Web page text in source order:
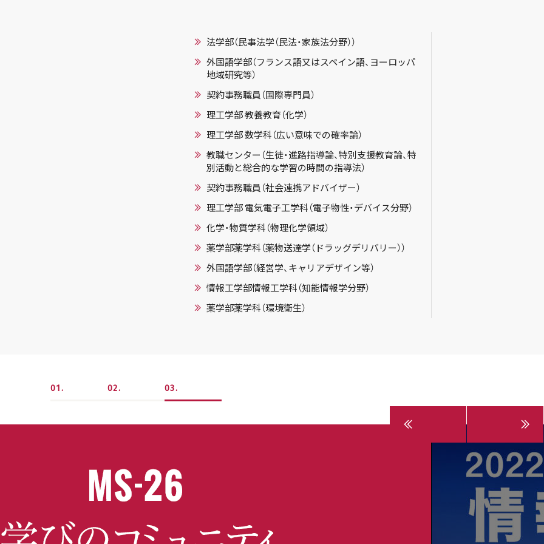
法学部（民事法学（民法・家族法分野））
外国語学部（フランス語又はスペイン語、ヨーロッパ
地域研究等）
契約事務職員（国際専門員）
理工学部 教養教育（化学）
理工学部 数学科（広い意味での確率論）
教職センター（生徒・進路指導論、特別支援教育論、特
別活動と総合的な学習の時間の指導法）
契約事務職員（社会連携アドバイザー）
理工学部 電気電子工学科（電子物性・デバイス分野）
化学・物質学科（物理化学領域）
薬学部薬学科（薬物送達学（ドラッグデリバリー））
外国語学部（経営学、キャリアデザイン等）
情報工学部情報工学科（知能情報学分野）
薬学部薬学科（環境衛生）
1 2 3